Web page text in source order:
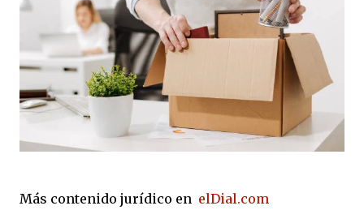
Más contenido jurídico en elDial.com